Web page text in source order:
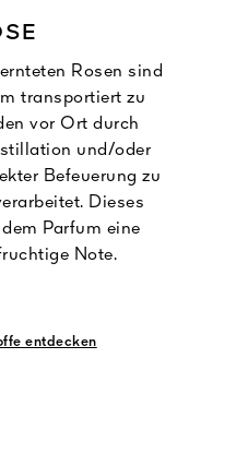
Rosen sind
transportiert zu
vor Ort durch
und/oder
Befeuerung zu
Dieses
Parfum eine
Note.
entdecken